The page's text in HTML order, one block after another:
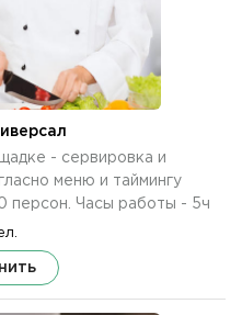
- сервировка и
меню и таймингу
персон. Часы работы - 5ч